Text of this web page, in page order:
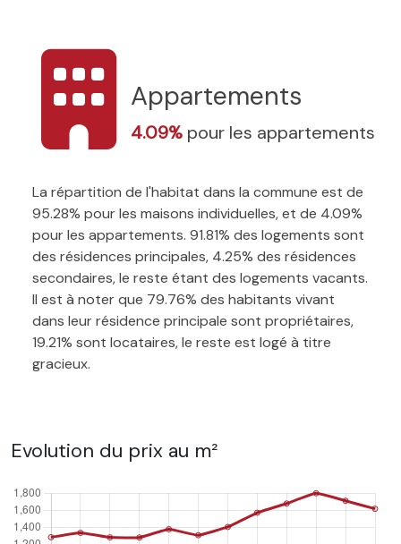
Appartements
4.09% pour les appartements
La répartition de l'habitat dans la commune est de
95.28% pour les maisons individuelles, et de 4.09%
pour les appartements. 91.81% des logements sont
des résidences principales, 4.25% des résidences
secondaires, le reste étant des logements vacants.
Il est à noter que 79.76% des habitants vivant
dans leur résidence principale sont propriétaires,
19.21% sont locataires, le reste est logé à titre
gracieux.
Evolution du prix au m²